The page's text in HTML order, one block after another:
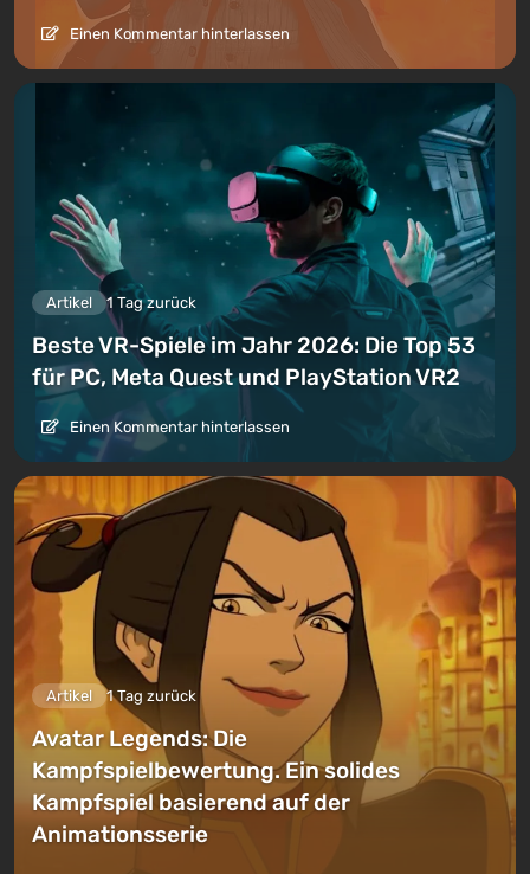
Einen Kommentar hinterlassen
Artikel 1 Tag zurück
Beste VR-Spiele im Jahr 2026: Die Top 53
für PC, Meta Quest und PlayStation VR2
Einen Kommentar hinterlassen
Artikel 1 Tag zurück
Avatar Legends: Die
Kampfspielbewertung. Ein solides
Kampfspiel basierend auf der
Animationsserie